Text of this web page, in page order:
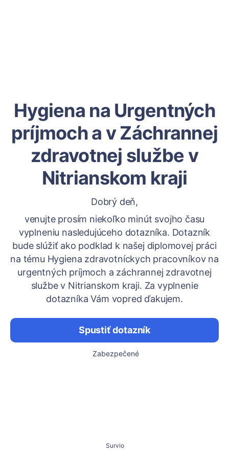
Hygiena na Urgentných
príjmoch a v Záchrannej
zdravotnej službe v
Nitrianskom kraji
Dobrý deň,
venujte prosím niekoľko minút svojho času
vyplneniu nasledujúceho dotazníka. Dotazník
bude slúžiť ako podklad k našej diplomovej práci
na tému Hygiena zdravotníckych pracovníkov na
urgentných príjmoch a záchrannej zdravotnej
službe v Nitrianskom kraji. Za vyplnenie
dotazníka Vám vopred ďakujem.
Spustiť dotazník
Zabezpečené
Survio